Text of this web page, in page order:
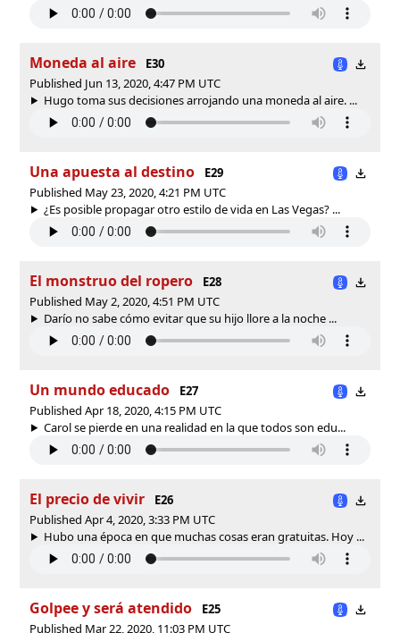
Moneda al aire
E30
Published Jun 13, 2020, 4:47 PM UTC
Hugo toma sus decisiones arrojando una moneda al aire. ...
Una apuesta al destino
E29
Published May 23, 2020, 4:21 PM UTC
¿Es posible propagar otro estilo de vida en Las Vegas? ...
El monstruo del ropero
E28
Published May 2, 2020, 4:51 PM UTC
Darío no sabe cómo evitar que su hijo llore a la noche ...
Un mundo educado
E27
Published Apr 18, 2020, 4:15 PM UTC
Carol se pierde en una realidad en la que todos son edu...
El precio de vivir
E26
Published Apr 4, 2020, 3:33 PM UTC
Hubo una época en que muchas cosas eran gratuitas. Hoy ...
Golpee y será atendido
E25
Published Mar 22, 2020, 11:03 PM UTC